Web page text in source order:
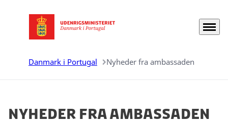
Gå til forsiden Menu
Danmark i Portugal Nyheder fra ambassaden
Nyheder fra ambassaden